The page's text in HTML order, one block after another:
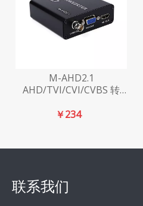
M-AHD2.1
AHD/TVI/CVI/CVBS 转
转换器
￥234
联系我们